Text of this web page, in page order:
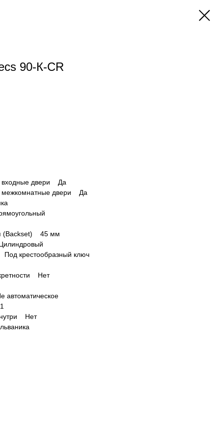
90-К-CR
входные двери Да
межкомнатные двери Да
(Backset) 45 мм
крестообразный ключ
Нет
автоматическое
Нет